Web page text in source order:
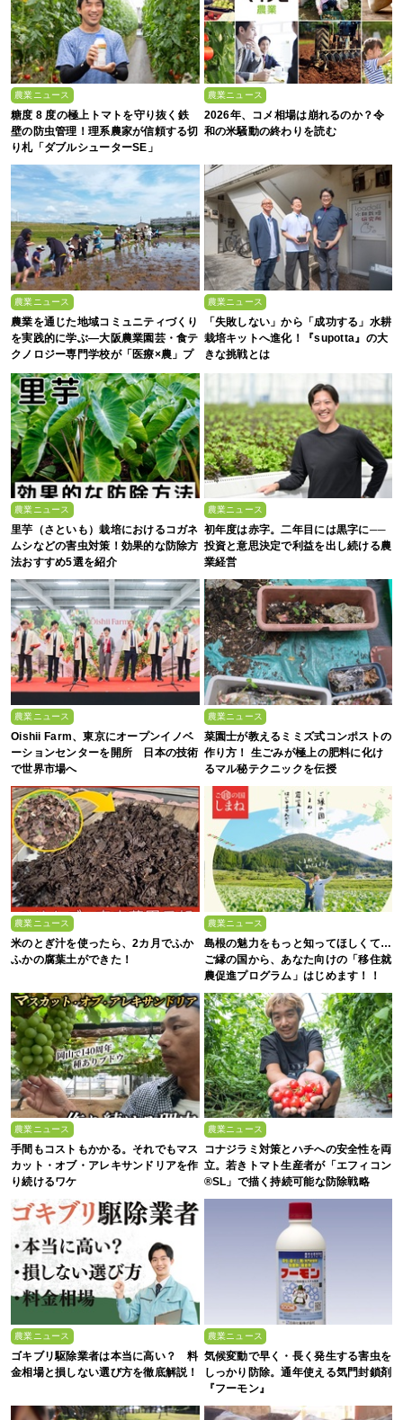
農業ニュース
糖度 8 度の極上トマトを守り抜く鉄
壁の防虫管理！理系農家が信頼する切
り札「ダブルシューターSE」
農業ニュース
2026年、コメ相場は崩れるのか？令
和の米騒動の終わりを読む
農業ニュース
農業を通じた地域コミュニティづくり
を実践的に学ぶ―大阪農業園芸・食テ
クノロジー専門学校が「医療×農」プ
ト】
農業ニュース
「失敗しない」から「成功する」水耕
栽培キットへ進化！『supotta』の大
きな挑戦とは
農業ニュース
里芋（さといも）栽培におけるコガネ
ムシなどの害虫対策！効果的な防除方
法おすすめ5選を紹介
農業ニュース
初年度は赤字。二年目には黒字に──
投資と意思決定で利益を出し続ける農
業経営
農業ニュース
Oishii Farm、東京にオープンイノベ
ーションセンターを開所 日本の技術
で世界市場へ
農業ニュース
菜園士が教えるミミズ式コンポストの
作り方！ 生ごみが極上の肥料に化け
るマル秘テクニックを伝授
農業ニュース
米のとぎ汁を使ったら、2カ月でふか
ふかの腐葉土ができた！
農業ニュース
島根の魅力をもっと知ってほしくて…
ご縁の国から、あなた向けの「移住就
農促進プログラム」はじめます！！
農業ニュース
手間もコストもかかる。それでもマス
カット・オブ・アレキサンドリアを作
り続けるワケ
農業ニュース
コナジラミ対策とハチへの安全性を両
立。若きトマト生産者が「エフィコン
®SL」で描く持続可能な防除戦略
農業ニュース
ゴキブリ駆除業者は本当に高い？ 料
金相場と損しない選び方を徹底解説！
農業ニュース
気候変動で早く・長く発生する害虫を
しっかり防除。通年使える気門封鎖剤
『フーモン』